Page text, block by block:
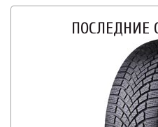
ПОСЛЕДНИЕ